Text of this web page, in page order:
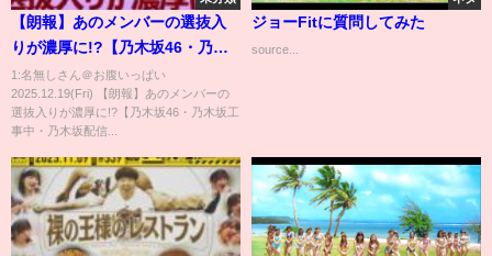
【朗報】あのメンバーの選抜入
りが濃厚に!?【乃木坂46・乃木
坂工事中・乃木坂配信中】
1:名無しさん＠お腹いっぱい
2025.12.19(Fri) 【朗報】あのメンバーの
選抜入りが濃厚に!?【乃木坂46・乃木坂工
事中・乃木坂配信...
ジョーFitに質問してみた
source...